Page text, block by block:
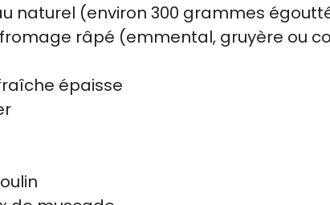
naturel (environ 300 grammes
râpé (emmental, gruyère ou
épaisse